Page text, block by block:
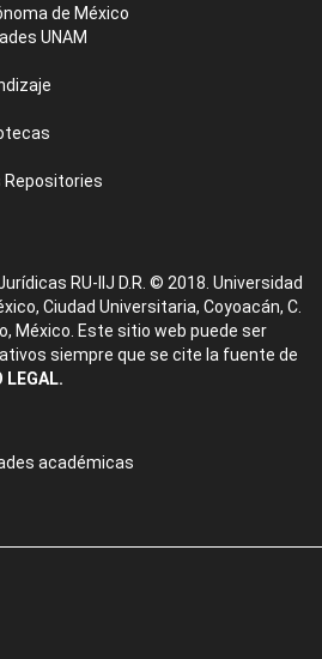
de México
UNAM
Repositories
RU-IIJ D.R. © 2018. Universidad
Ciudad Universitaria, Coyoacán, C.
México. Este sitio web puede ser
siempre que se cite la fuente de
LEGAL.
académicas